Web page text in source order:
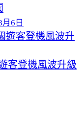
月6日
客登機風波升級